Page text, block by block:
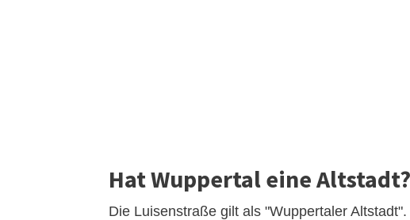
Hat Wuppertal eine Altstadt?
Die Luisenstraße gilt als "Wuppertaler